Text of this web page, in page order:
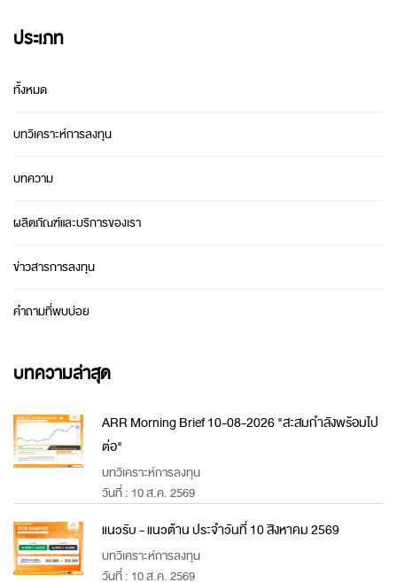
ประเภท
ทั้งหมด
บทวิเคราะห์การลงทุน
บทความ
ผลิตภัณฑ์และบริการของเรา
ข่าวสารการลงทุน
คำถามที่พบบ่อย
บทความล่าสุด
ARR Morning Brief 10-08-2026 "สะสมกำลังพร้อมไป
ต่อ"
บทวิเคราะห์การลงทุน
วันที่ : 10 ส.ค. 2569
แนวรับ - แนวต้าน ประจำวันที่ 10 สิงหาคม 2569
บทวิเคราะห์การลงทุน
วันที่ : 10 ส.ค. 2569